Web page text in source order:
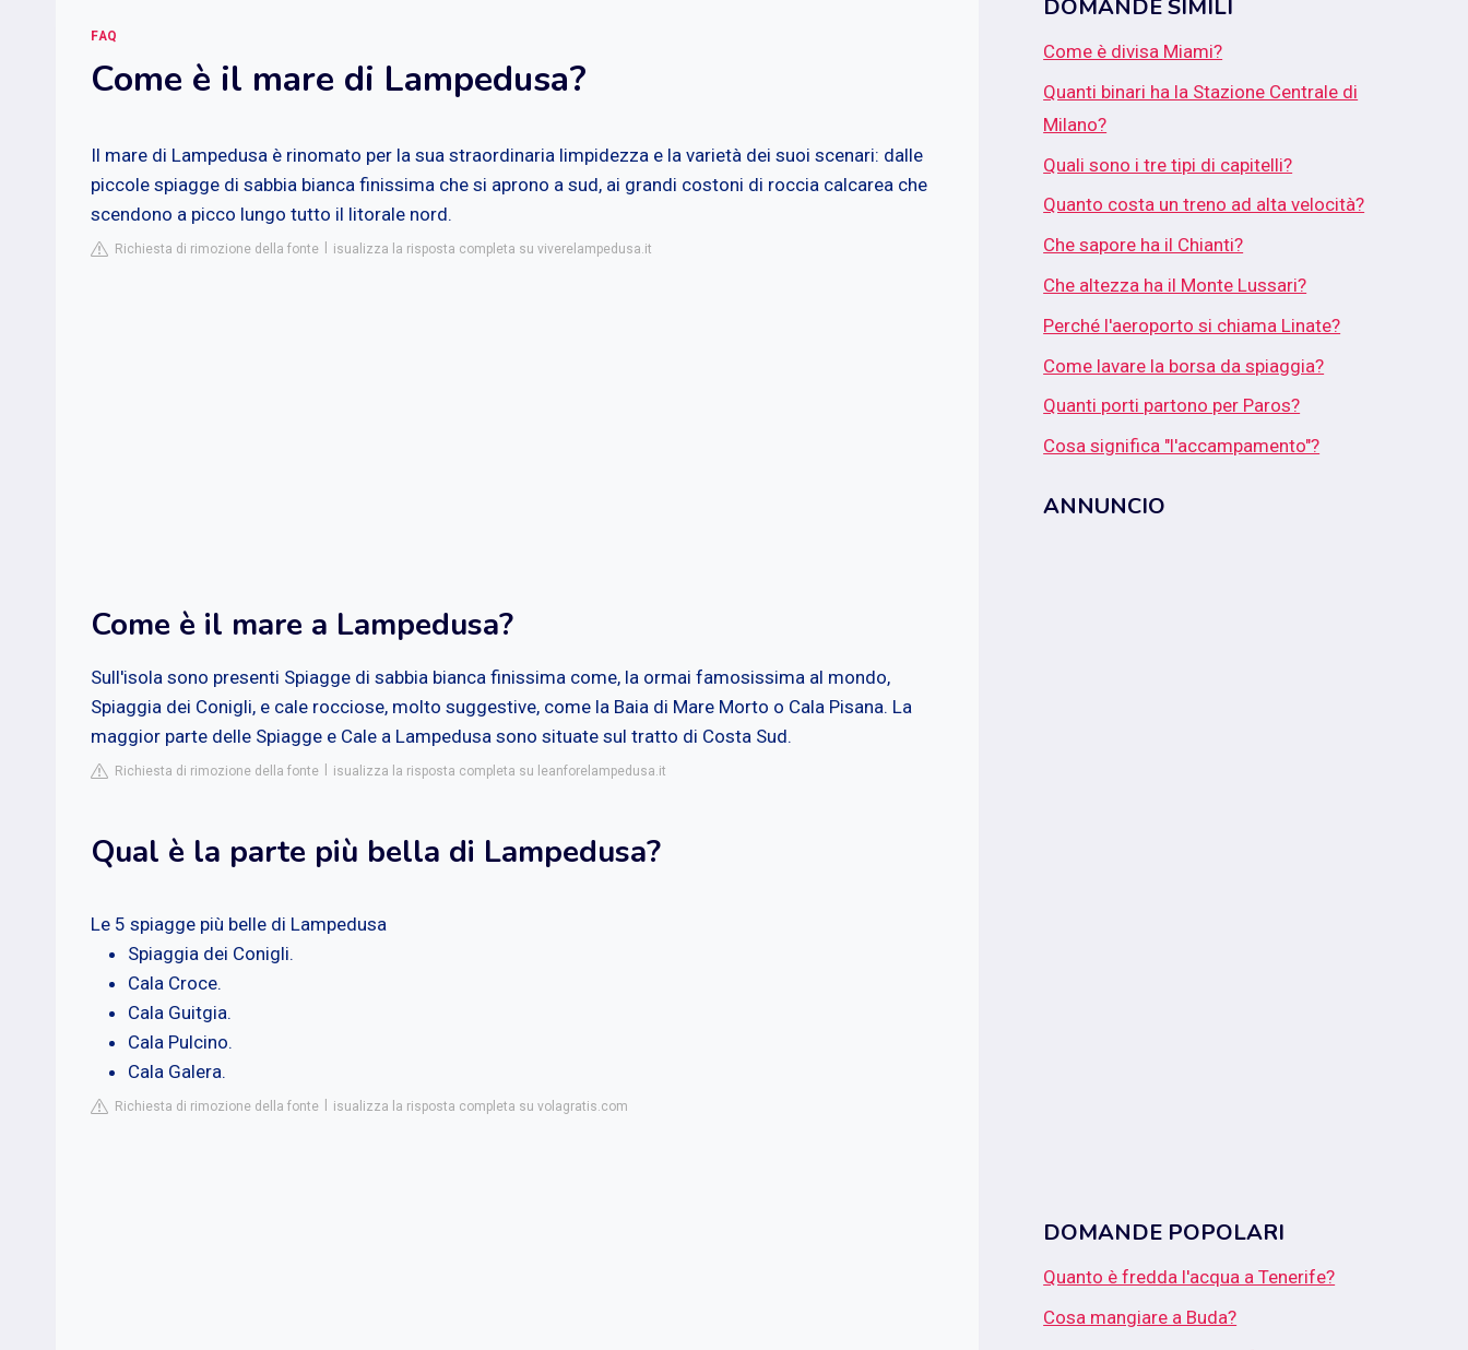
FAQ
Come è il mare di Lampedusa?
Il mare di Lampedusa è rinomato per la sua straordinaria limpidezza e la varietà dei suoi scenari: dalle
piccole spiagge di sabbia bianca finissima che si aprono a sud, ai grandi costoni di roccia calcarea che
scendono a picco lungo tutto il litorale nord.
Richiesta di rimozione della fonte isualizza la risposta completa su viverelampedusa.it
Come è il mare a Lampedusa?
Sull'isola sono presenti Spiagge di sabbia bianca finissima come, la ormai famosissima al mondo,
Spiaggia dei Conigli, e cale rocciose, molto suggestive, come la Baia di Mare Morto o Cala Pisana. La
maggior parte delle Spiagge e Cale a Lampedusa sono situate sul tratto di Costa Sud.
Richiesta di rimozione della fonte isualizza la risposta completa su leanforelampedusa.it
Qual è la parte più bella di Lampedusa?
Le 5 spiagge più belle di Lampedusa
Spiaggia dei Conigli.
Cala Croce.
Cala Guitgia.
Cala Pulcino.
Cala Galera.
Richiesta di rimozione della fonte isualizza la risposta completa su volagratis.com
DOMANDE SIMILI
Come è divisa Miami?
Quanti binari ha la Stazione Centrale di
Milano?
Quali sono i tre tipi di capitelli?
Quanto costa un treno ad alta velocità?
Che sapore ha il Chianti?
Che altezza ha il Monte Lussari?
Perché l'aeroporto si chiama Linate?
Come lavare la borsa da spiaggia?
Quanti porti partono per Paros?
Cosa significa "l'accampamento"?
ANNUNCIO
DOMANDE POPOLARI
Quanto è fredda l'acqua a Tenerife?
Cosa mangiare a Buda?